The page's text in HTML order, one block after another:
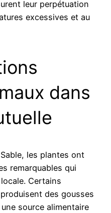
leur perpétuation
excessives et au
dans
les plantes ont
remarquables qui
Certains
des gousses
source alimentaire